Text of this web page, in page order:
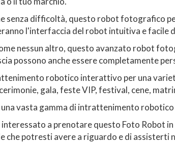
senza difficoltà, questo robot fotografico
l'interfaccia del robot intuitiva e facile
nessun altro, questo avanzato robot
possono anche essere completamente
robotico interattivo per una
gala, feste VIP, festival, cene,
vasta gamma di intrattenimento
a prenotare questo Foto Robot
che potresti avere a riguardo e di assisterti